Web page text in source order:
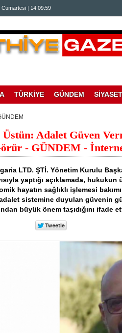
Cumartesi | 14:10:00
TÜRKİYE GÜNDEM SİYASET
Adalet Güven
- GÜNDEM -
LTD. ŞTİ. Yönetim Kurulu
yaptığı açıklamada,
hayatın sağlıklı işlemesi
sistemine duyulan güvenin
büyük önem taşıdığını ifade